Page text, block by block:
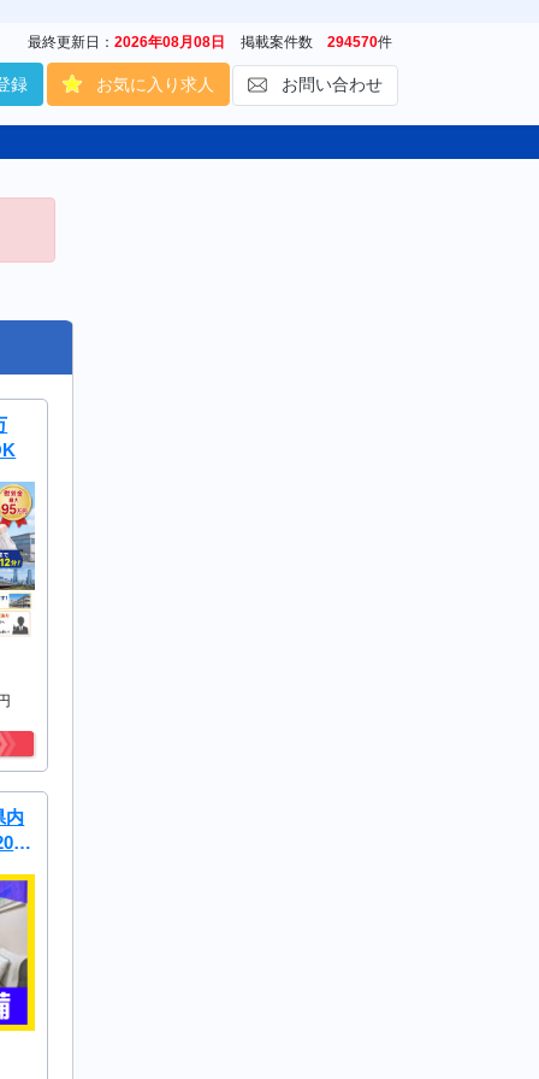
最終更新日： 2026年08月08日 掲載案件数 294570件
録 お気に入り求人 お問い合わせ
内